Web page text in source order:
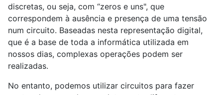
discretas, ou seja, com “zeros e uns", que
correspondem à ausência e presença de uma tensão
num circuito. Baseadas nesta representação digital,
que é a base de toda a informática utilizada em
nossos dias, complexas operações podem ser
realizadas.
No entanto, podemos utilizar circuitos para fazer